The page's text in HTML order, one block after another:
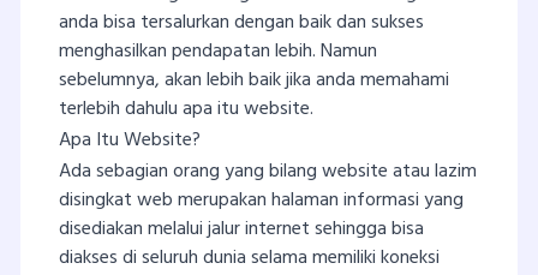
anda bisa tersalurkan dengan baik dan sukses
menghasilkan pendapatan lebih. Namun
sebelumnya, akan lebih baik jika anda memahami
terlebih dahulu apa itu website.
Apa Itu Website?
Ada sebagian orang yang bilang website atau lazim
disingkat web merupakan halaman informasi yang
disediakan melalui jalur internet sehingga bisa
diakses di seluruh dunia selama memiliki koneksi